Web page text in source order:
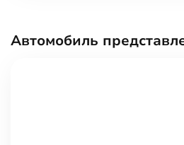
Автомобиль